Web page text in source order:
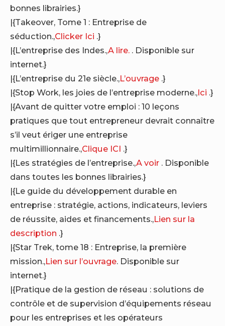
bonnes librairies.}
|{Takeover, Tome 1 : Entreprise de
séduction.,Clicker Ici .}
|{L’entreprise des Indes.,A lire. . Disponible sur
internet.}
|{L’entreprise du 21e siècle.,L’ouvrage .}
|{Stop Work, les joies de l’entreprise moderne.,Ici .}
|{Avant de quitter votre emploi : 10 leçons
pratiques que tout entrepreneur devrait connaître
s’il veut ériger une entreprise
multimillionnaire.,Clique ICI .}
|{Les stratégies de l’entreprise.,A voir . Disponible
dans toutes les bonnes librairies.}
|{Le guide du développement durable en
entreprise : stratégie, actions, indicateurs, leviers
de réussite, aides et financements.,Lien sur la
description .}
|{Star Trek, tome 18 : Entreprise, la première
mission.,Lien sur l’ouvrage. Disponible sur
internet.}
|{Pratique de la gestion de réseau : solutions de
contrôle et de supervision d’équipements réseau
pour les entreprises et les opérateurs